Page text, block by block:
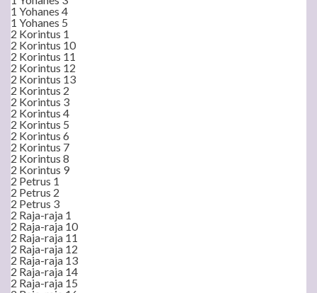
1 Yohanes 4
1 Yohanes 5
2 Korintus 1
2 Korintus 10
2 Korintus 11
2 Korintus 12
2 Korintus 13
2 Korintus 2
2 Korintus 3
2 Korintus 4
2 Korintus 5
2 Korintus 6
2 Korintus 7
2 Korintus 8
2 Korintus 9
2 Petrus 1
2 Petrus 2
2 Petrus 3
2 Raja-raja 1
2 Raja-raja 10
2 Raja-raja 11
2 Raja-raja 12
2 Raja-raja 13
2 Raja-raja 14
2 Raja-raja 15